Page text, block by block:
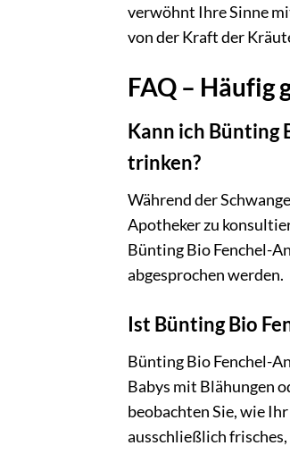
verwöhnt Ihre Sinne
von der Kraft der
FAQ – Häufig
Kann ich Bünting
trinken?
Während der
Apotheker zu
Bünting Bio Fenchel-
abgesprochen werden.
Ist Bünting Bio
Bünting Bio Fenchel-
Babys mit Blähungen
beobachten Sie, wie
ausschließlich frisches,